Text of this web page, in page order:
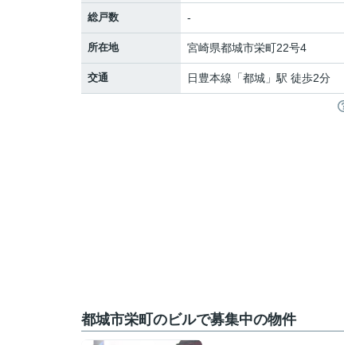
総戸数 -
所在地 宮崎県都城市栄町22号4
交通 日豊本線 「都城 」駅 徒歩2分
都城市栄町のビルで募集中の物件